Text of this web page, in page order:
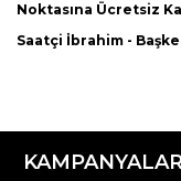
Noktasına Ücretsiz
Saatçi İbrahim -
konularda yetersiz
Görüş ve